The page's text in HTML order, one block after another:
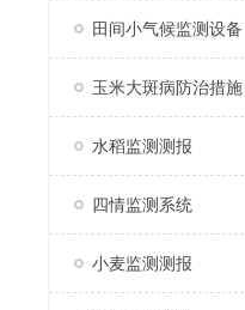
田间小气候监测设备
玉米大斑病防治措施
水稻监测测报
四情监测系统
小麦监测测报